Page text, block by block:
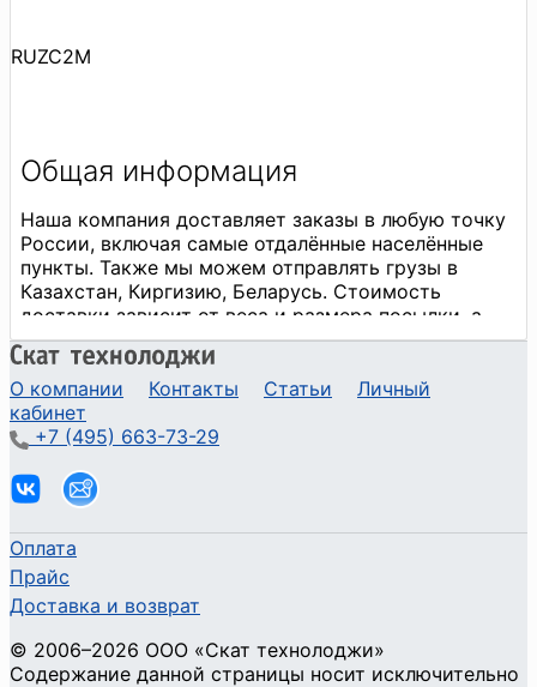
RUZC2M
О компании Контакты Статьи
Личный
кабинет
+7 (495) 663-73-29
Оплата
Прайс
Доставка и возврат
© 2006–2026 ООО «Скат технолоджи»
Содержание данной страницы носит исключительно